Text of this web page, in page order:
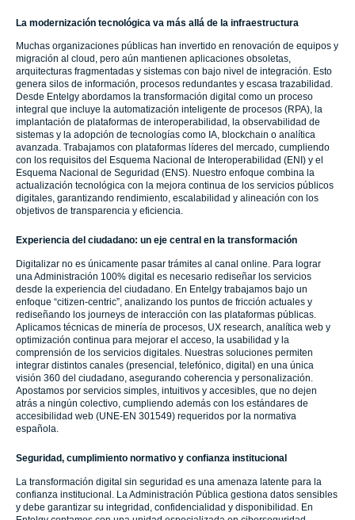
La modernización tecnológica va más allá de la infraestructura
Muchas organizaciones públicas han invertido en renovación de equipos y
migración al cloud, pero aún mantienen aplicaciones obsoletas,
arquitecturas fragmentadas y sistemas con bajo nivel de integración. Esto
genera silos de información, procesos redundantes y escasa trazabilidad.
Desde Entelgy abordamos la transformación digital como un proceso
integral que incluye la automatización inteligente de procesos (RPA), la
implantación de plataformas de interoperabilidad, la observabilidad de
sistemas y la adopción de tecnologías como IA, blockchain o analítica
avanzada. Trabajamos con plataformas líderes del mercado, cumpliendo
con los requisitos del Esquema Nacional de Interoperabilidad (ENI) y el
Esquema Nacional de Seguridad (ENS). Nuestro enfoque combina la
actualización tecnológica con la mejora continua de los servicios públicos
digitales, garantizando rendimiento, escalabilidad y alineación con los
objetivos de transparencia y eficiencia.
Experiencia del ciudadano: un eje central en la transformación
Digitalizar no es únicamente pasar trámites al canal online. Para lograr
una Administración 100% digital es necesario rediseñar los servicios
desde la experiencia del ciudadano. En Entelgy trabajamos bajo un
enfoque “citizen-centric”, analizando los puntos de fricción actuales y
rediseñando los journeys de interacción con las plataformas públicas.
Aplicamos técnicas de minería de procesos, UX research, analítica web y
optimización continua para mejorar el acceso, la usabilidad y la
comprensión de los servicios digitales. Nuestras soluciones permiten
integrar distintos canales (presencial, telefónico, digital) en una única
visión 360 del ciudadano, asegurando coherencia y personalización.
Apostamos por servicios simples, intuitivos y accesibles, que no dejen
atrás a ningún colectivo, cumpliendo además con los estándares de
accesibilidad web (UNE-EN 301549) requeridos por la normativa
española.
Seguridad, cumplimiento normativo y confianza institucional
La transformación digital sin seguridad es una amenaza latente para la
confianza institucional. La Administración Pública gestiona datos sensibles
y debe garantizar su integridad, confidencialidad y disponibilidad. En